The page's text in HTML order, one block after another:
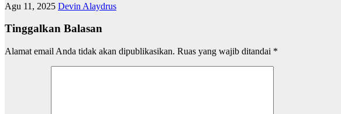
Agu 11, 2025 Devin Alaydrus
Tinggalkan Balasan
Alamat email Anda tidak akan dipublikasikan. Ruas yang wajib ditandai *